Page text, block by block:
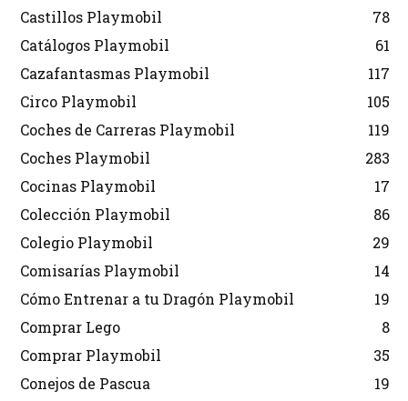
Castillos Playmobil
78
Catálogos Playmobil
61
Cazafantasmas Playmobil
117
Circo Playmobil
105
Coches de Carreras Playmobil
119
Coches Playmobil
283
Cocinas Playmobil
17
Colección Playmobil
86
Colegio Playmobil
29
Comisarías Playmobil
14
Cómo Entrenar a tu Dragón Playmobil
19
Comprar Lego
8
Comprar Playmobil
35
Conejos de Pascua
19